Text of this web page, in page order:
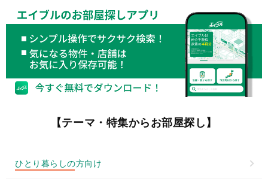
【テーマ・特集からお部屋探し】
ひとり暮らしの方向け